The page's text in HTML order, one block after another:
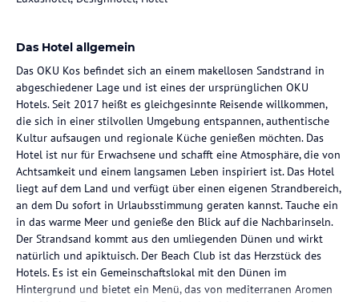
Das Hotel allgemein
Das OKU Kos befindet sich an einem makellosen Sandstrand in
abgeschiedener Lage und ist eines der ursprünglichen OKU
Hotels. Seit 2017 heißt es gleichgesinnte Reisende willkommen,
die sich in einer stilvollen Umgebung entspannen, authentische
Kultur aufsaugen und regionale Küche genießen möchten. Das
Hotel ist nur für Erwachsene und schafft eine Atmosphäre, die von
Achtsamkeit und einem langsamen Leben inspiriert ist. Das Hotel
liegt auf dem Land und verfügt über einen eigenen Strandbereich,
an dem Du sofort in Urlaubsstimmung geraten kannst. Tauche ein
in das warme Meer und genieße den Blick auf die Nachbarinseln.
Der Strandsand kommt aus den umliegenden Dünen und wirkt
natürlich und apiktuisch. Der Beach Club ist das Herzstück des
Hotels. Es ist ein Gemeinschaftslokal mit den Dünen im
Hintergrund und bietet ein Menü, das von mediterranen Aromen